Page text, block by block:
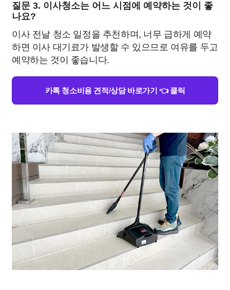
질문 3. 이사청소는 어느 시점에 예약하는 것이 좋
나요?
이사 전날 청소 일정을 추천하며, 너무 급하게 예약
하면 이사 대기료가 발생할 수 있으므로 여유를 두고
예약하는 것이 좋습니다.
카톡 청소비용 견적/상담 바로가기 👈 클릭